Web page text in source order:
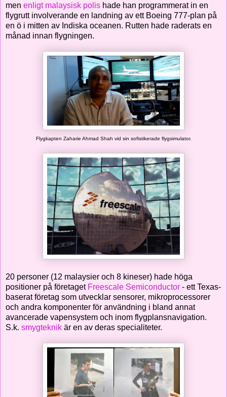
men enligt malaysisk polis hade han programmerat in en
flygrutt involverande en landning av ett Boeing 777-plan på
en ö i mitten av Indiska oceanen. Rutten hade raderats en
månad innan flygningen.
Flygkapten Zaharie Ahmad Shah vid sin sofistikerade flygsimulator.
20 personer (12 malaysier och 8 kineser) hade höga
positioner på företaget Freescale Semiconductor - ett Texas-
baserat företag som utvecklar sensorer, mikroprocessorer
och andra komponenter för användning i bland annat
avancerade vapensystem och inom flygplansnavigation.
S.k. smygteknik är en av deras specialiteter.